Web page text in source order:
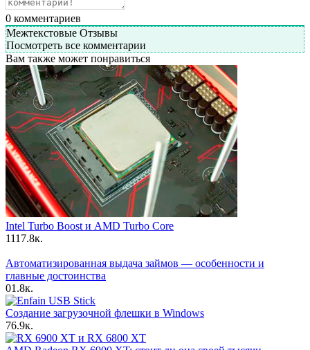
0 комментариев
Межтекстовые Отзывы
Посмотреть все комментарии
Вам также может понравиться
Intel Turbo Boost и AMD Turbo Core
1117.8к.
Автоматизированная выдача займов — особенности и
главные достоинства
01.8к.
Создание загрузочной флешки в Windows
76.9к.